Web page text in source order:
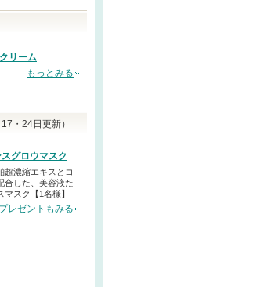
リーム
もっとみる
・24日更新）
グロウマスク
超濃縮エキスとコ
合した、美容液た
スク【1名様】
レゼントもみる